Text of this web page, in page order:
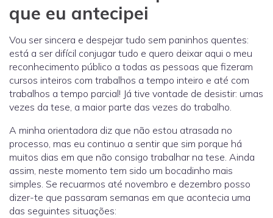
que eu antecipei
Vou ser sincera e despejar tudo sem paninhos quentes:
está a ser difícil conjugar tudo e quero deixar aqui o meu
reconhecimento público a todas as pessoas que fizeram
cursos inteiros com trabalhos a tempo inteiro e até com
trabalhos a tempo parcial! Já tive vontade de desistir: umas
vezes da tese, a maior parte das vezes do trabalho.
A minha orientadora diz que não estou atrasada no
processo, mas eu continuo a sentir que sim porque há
muitos dias em que não consigo trabalhar na tese. Ainda
assim, neste momento tem sido um bocadinho mais
simples. Se recuarmos até novembro e dezembro posso
dizer-te que passaram semanas em que acontecia uma
das seguintes situações: